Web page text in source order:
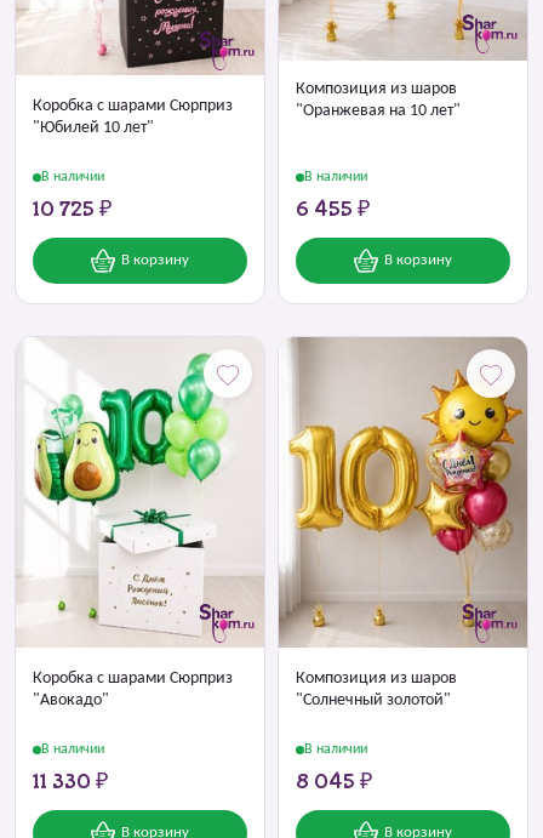
Коробка с шарами Сюрприз
"Юбилей 10 лет"
В наличии
10 725 ₽
В корзину
Композиция из шаров
"Оранжевая на 10 лет"
В наличии
6 455 ₽
В корзину
Коробка с шарами Сюрприз
"Авокадо"
В наличии
11 330 ₽
В корзину
Композиция из шаров
"Солнечный золотой"
В наличии
8 045 ₽
В корзину